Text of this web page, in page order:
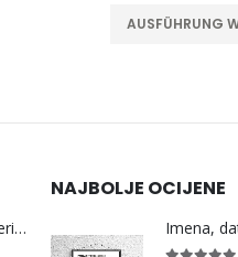
AUSFÜHRUNG
Bosna Take Me to America Navijačka Majica 3
NAJBOLJE OCIJENE
Imena,